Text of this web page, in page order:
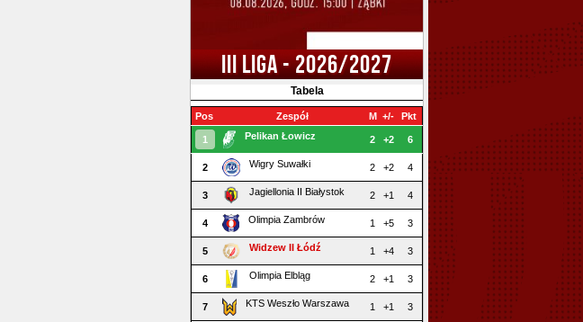
III LIGA - 2026/2027
Tabela
Pos Zespół M +/- Pkt
1 Pelikan Łowicz 2 +2 6
2 Wigry Suwałki 2 +2 4
3 Jagiellonia II Białystok 2 +1 4
4 Olimpia Zambrów 1 +5 3
5 Widzew II Łódź 1 +4 3
6 Olimpia Elbląg 2 +1 3
7 KTS Weszło Warszawa 1 +1 3